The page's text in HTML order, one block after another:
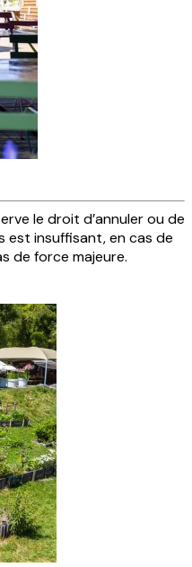
le droit d’annuler ou de
est insuffisant, en cas de
de force majeure.